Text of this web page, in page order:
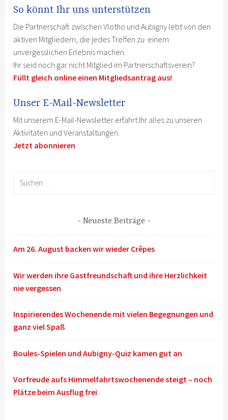
So könnt Ihr uns unterstützen
Die Partnerschaft zwischen Vlotho und Aubigny lebt von den
aktiven Mitgliedern, die jedes Treffen zu einem
unvergesslichen Erlebnis machen.
Ihr seid noch gar nicht Mitglied im Partnerschaftsverein?
Füllt gleich online einen Mitgliedsantrag aus!
Unser E-Mail-Newsletter
Mit unserem E-Mail-Newsletter erfahrt Ihr alles zu unseren
Aktivitäten und Veranstaltungen.
Jetzt abonnieren
Neueste Beiträge
Am 26. August backen wir wieder Crêpes
Wir werden ihre Gastfreundschaft und ihre Herzlichkeit
nie vergessen
Inspirierendes Wochenende mit vielen Begegnungen und
ganz viel Spaß
Boules-Spielen und Aubigny-Quiz kamen gut an
Vorfreude aufs Himmelfahrtswochenende steigt – noch
Plätze beim Ausflug frei